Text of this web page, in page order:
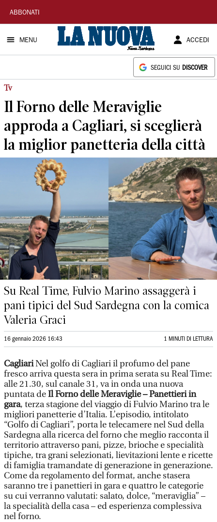
La
Nuova
Sardegna
ABBONATI
MENU ACCEDI
SEGUICI SU DISCOVER
Tv
Il Forno delle Meraviglie
approda a Cagliari, si sceglierà
la miglior panetteria della città
Su Real Time, Fulvio Marino assaggerà i
pani tipici del Sud Sardegna con la comica
Valeria Graci
16 gennaio 2026 16:43 1 MINUTI DI LETTURA
CagliariNel golfo di Cagliari il profumo del pane
fresco arriva questa sera in prima serata su Real Time:
alle 21.30, sul canale 31, va in onda una nuova
puntata deIl Forno delle Meraviglie – Panettieri in
gara, terza stagione del viaggio di Fulvio Marino tra le
migliori panetterie d’Italia. L’episodio, intitolato
“Golfo di Cagliari”, porta le telecamere nel Sud della
Sardegna alla ricerca del forno che meglio racconta il
territorio attraverso pani, pizze, brioche e specialità
tipiche, tra grani selezionati, lievitazioni lente e ricette
di famiglia tramandate di generazione in generazione.
Come da regolamento del format, anche stasera
saranno tre i panettieri in gara e quattro le categorie
su cui verranno valutati: salato, dolce, “meraviglia” –
la specialità della casa – ed esperienza complessiva
nel forno.